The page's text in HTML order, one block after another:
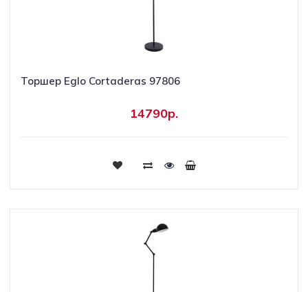
Торшер Eglo Cortaderas 97806
14790р.
Купить